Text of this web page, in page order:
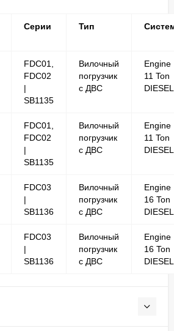
Серии Тип
FDC01,
FDC02
|
SB1135
Вилочный
погрузчик
с ДВС
Engine
11 Ton
DIESEL
FDC01,
FDC02
|
SB1135
Вилочный
погрузчик
с ДВС
Engine
11 Ton
DIESEL
FDC03
|
SB1136
Вилочный
погрузчик
с ДВС
Engine
16 Ton
DIESEL
FDC03
|
SB1136
Вилочный
погрузчик
с ДВС
Engine
16 Ton
DIESEL